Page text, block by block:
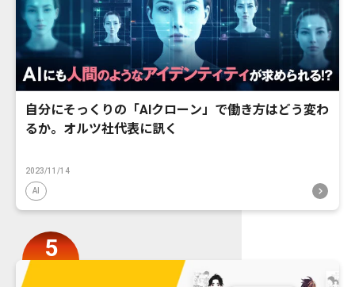
自分にそっくりの「AIクローン」で働き方はどう変わ
るか。オルツ社代表に訊く
2023/11/14
AI